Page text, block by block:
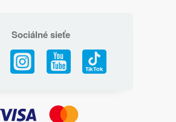
Sociálné sieťe